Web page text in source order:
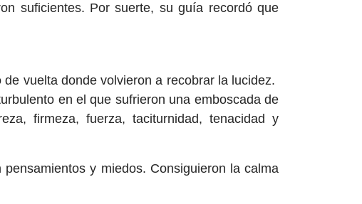
suficientes. Por suerte, su guía recordó que
vuelta donde volvieron a recobrar la lucidez.
en el que sufrieron una emboscada de
firmeza, fuerza, taciturnidad, tenacidad y
y miedos. Consiguieron la calma